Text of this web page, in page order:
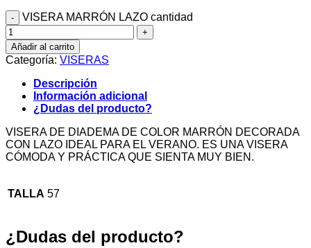
VISERA MARRÓN LAZO cantidad
Añadir al carrito
Categoría: VISERAS
Descripción
Información adicional
¿Dudas del producto?
VISERA DE DIADEMA DE COLOR MARRÓN DECORADA
CON LAZO IDEAL PARA EL VERANO. ES UNA VISERA
CÓMODA Y PRÁCTICA QUE SIENTA MUY BIEN.
TALLA 57
¿Dudas del producto?